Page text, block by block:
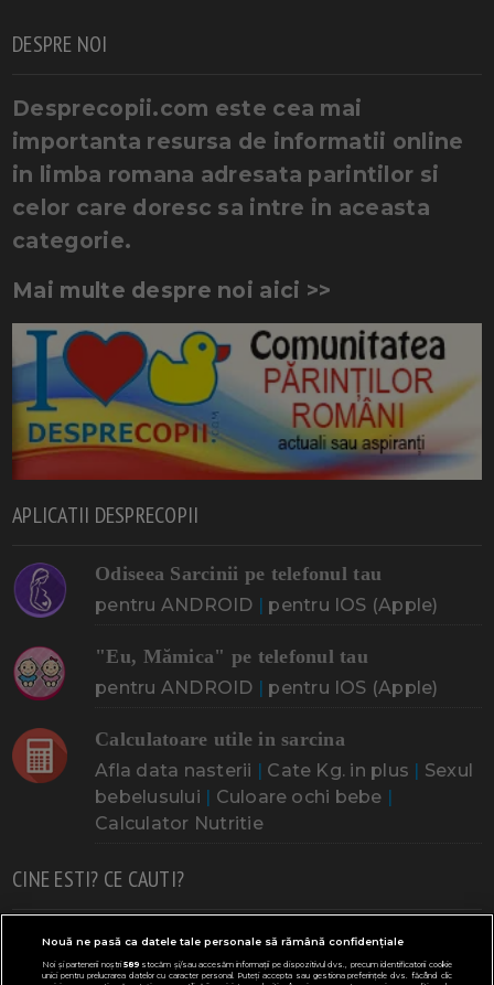
DESPRE NOI
Desprecopii.com este cea mai
importanta resursa de informatii online
in limba romana adresata parintilor si
celor care doresc sa intre in aceasta
categorie.
Mai multe despre noi aici >>
APLICATII DESPRECOPII
Odiseea Sarcinii pe telefonul tau
pentru ANDROID | pentru IOS (Apple)
"Eu, Mămica" pe telefonul tau
pentru ANDROID | pentru IOS (Apple)
Calculatoare utile in sarcina
Afla data nasterii | Cate Kg. in plus | Sexul
bebelusului | Culoare ochi bebe |
Calculator Nutritie
CINE ESTI? CE CAUTI?
Doresc un copil Adoptia Probleme cu sarcina
Urmeaza sa nasc Probleme alaptare Bebe plange
Nouă ne pasă ca datele tale personale să rămână confidențiale
Noi și partenerii noștri589stocăm și/sau accesăm informații pe dispozitivul dvs., precum identificatorii cookie
unici pentru prelucrarea datelor cu caracter personal. Puteți accepta sau gestiona preferințele dvs. făcând clic